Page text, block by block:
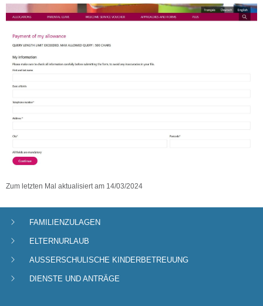
Zum letzten Mal aktualisiert am 14/03/2024
Navigationsmenü
FAMILIENZULAGEN
ELTERNURLAUB
AUSSERSCHULISCHE KINDERBETREUUNG
DIENSTE UND ANTRÄGE